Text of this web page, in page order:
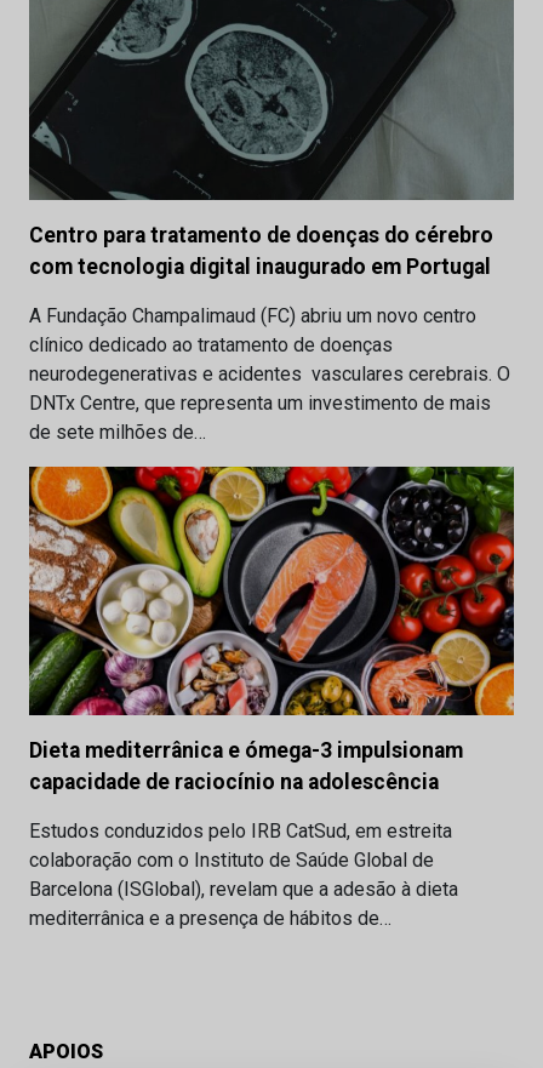
Centro para tratamento de doenças do cérebro
com tecnologia digital inaugurado em Portugal
A Fundação Champalimaud (FC) abriu um novo centro
clínico dedicado ao tratamento de doenças
neurodegenerativas e acidentes vasculares cerebrais. O
DNTx Centre, que representa um investimento de mais
de sete milhões de…
Dieta mediterrânica e ómega-3 impulsionam
capacidade de raciocínio na adolescência
Estudos conduzidos pelo IRB CatSud, em estreita
colaboração com o Instituto de Saúde Global de
Barcelona (ISGlobal), revelam que a adesão à dieta
mediterrânica e a presença de hábitos de…
APOIOS